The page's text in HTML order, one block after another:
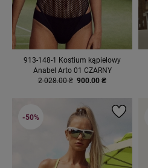
913-148-1 Kostium kąpielowy
Anabel Arto 01 CZARNY
2 028.00 ₴ 900.00 ₴
-50%